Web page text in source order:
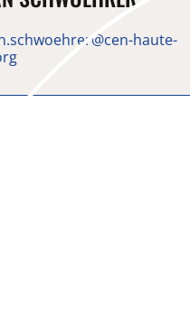
haute-